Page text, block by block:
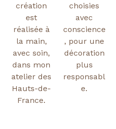
création
est
réalisée à
la main,
avec soin,
dans mon
atelier des
Hauts-de-
France.
choisies
avec
conscience
, pour une
décoration
plus
responsabl
e.